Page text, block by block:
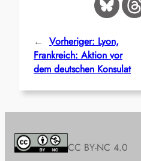
← Vorheriger: Lyon,
Frankreich: Aktion vor
dem deutschen Konsulat
CC BY-NC 4.0